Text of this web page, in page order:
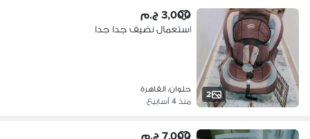
2
3,000 ج.م
استعمال نضيف جدا جدا
حلوان، القاهرة
منذ 4 أسابيع